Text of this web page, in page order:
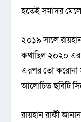
হতেই সমাদর
২০১৯ সালে
কথাছিল ২০২০ এর
এরপর তো করোনা
আলোচিত ছবিটি
রায়হান রাফী